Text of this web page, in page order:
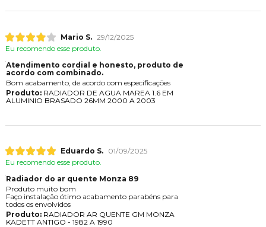
Mario S. 29/12/2025
Eu recomendo esse produto.
Atendimento cordial e honesto, produto de
acordo com combinado.
Bom acabamento, de acordo com especificações
Produto:RADIADOR DE AGUA MAREA 1.6 EM
ALUMINIO BRASADO 26MM 2000 A 2003
Eduardo S.
01/09/2025
Eu recomendo esse produto.
Radiador do ar quente Monza 89
Produto muito bom
Faço instalação ótimo acabamento parabéns para
todos os envolvidos
Produto:RADIADOR AR QUENTE GM MONZA
KADETT ANTIGO - 1982 A 1990